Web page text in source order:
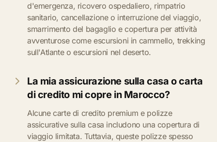
d'emergenza, ricovero ospedaliero, rimpatrio
sanitario, cancellazione o interruzione del viaggio,
smarrimento del bagaglio e copertura per attività
avventurose come escursioni in cammello, trekking
sull'Atlante o escursioni nel deserto.
La mia assicurazione sulla casa o carta
di credito mi copre in Marocco?
Alcune carte di credito premium e polizze
assicurative sulla casa includono una copertura di
viaggio limitata. Tuttavia, queste polizze spesso